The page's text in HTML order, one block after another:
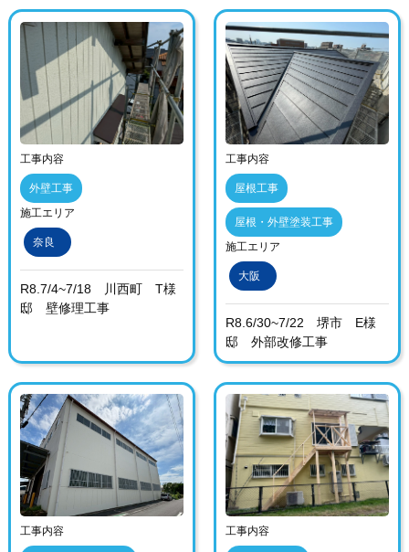
工事内容
外壁工事
施工エリア
奈良
R8.7/4~7/18 川西町 T様
邸 壁修理工事
工事内容
屋根工事
屋根・外壁塗装工事
施工エリア
大阪
R8.6/30~7/22 堺市 E様
邸 外部改修工事
工事内容 工事内容